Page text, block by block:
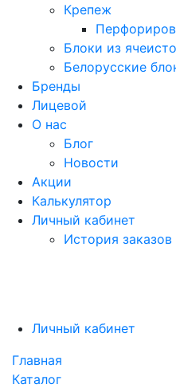
Крепеж
Блоки из
Белорусские
Бренды
Лицевой
О нас
Блог
Новости
Акции
Калькулятор
Личный кабинет
История заказов
Личный кабинет
Главная
Каталог